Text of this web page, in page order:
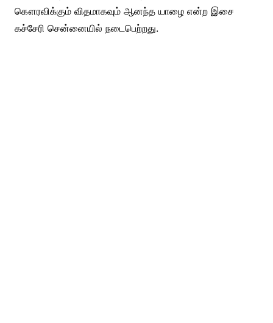
கௌரவிக்கும் விதமாகவும் ஆனந்த யாழை என்ற இசை
கச்சேரி சென்னையில் நடைபெற்றது.